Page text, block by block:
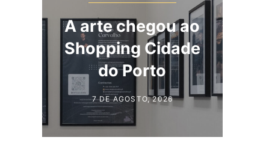
Novas marcas a
caminho do
Shopping Cidade
do Porto
30 DE JUNHO, 2026